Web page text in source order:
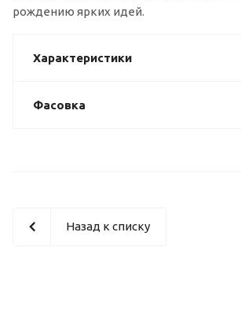
рождению ярких идей.
Характеристики
Фасовка
Назад к списку